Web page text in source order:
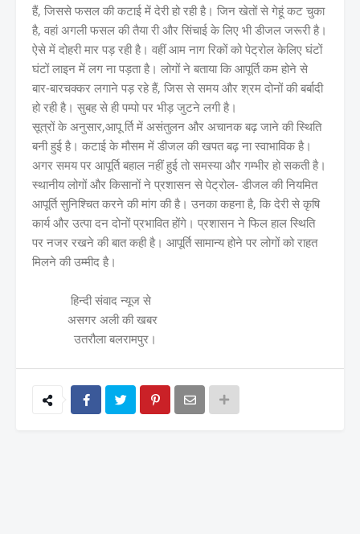
हैं, जिससे फसल की कटाई में देरी हो रही है। जिन खेतों से गेहूं कट चुका
है, वहां अगली फसल की तैया री और सिंचाई के लिए भी डीजल जरूरी है।
ऐसे में दोहरी मार पड़ रही है। वहीं आम नाग रिकों को पेट्रोल केलिए घंटों
घंटों लाइन में लग ना पड़ता है। लोगों ने बताया कि आपूर्ति कम होने से
बार-बारचक्कर लगाने पड़ रहे हैं, जिस से समय और श्रम दोनों की बर्बादी
हो रही है। सुबह से ही पम्पो पर भीड़ जुटने लगी है।
सूत्रों के अनुसार,आपू र्ति में असंतुलन और अचानक बढ़ जाने की स्थिति
बनी हुई है। कटाई के मौसम में डीजल की खपत बढ़ ना स्वाभाविक है।
अगर समय पर आपूर्ति बहाल नहीं हुई तो समस्या और गम्भीर हो सकती है।
स्थानीय लोगों और किसानों ने प्रशासन से पेट्रोल- डीजल की नियमित
आपूर्ति सुनिश्चित करने की मांग की है। उनका कहना है, कि देरी से कृषि
कार्य और उत्पा दन दोनों प्रभावित होंगे। प्रशासन ने फिल हाल स्थिति
पर नजर रखने की बात कही है। आपूर्ति सामान्य होने पर लोगों को राहत
मिलने की उम्मीद है।
हिन्दी संवाद न्यूज से
असगर अली की खबर
उतरौला बलरामपुर।